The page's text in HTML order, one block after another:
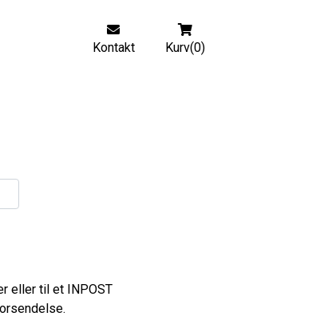
Kontakt Kurv(0)
eller til et INPOST